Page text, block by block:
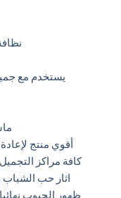
1 –
أقوي منتج
كافة مراكز
اثار حب
ظهور الحبوب